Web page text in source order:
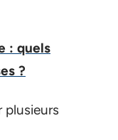
: quels
?
plusieurs